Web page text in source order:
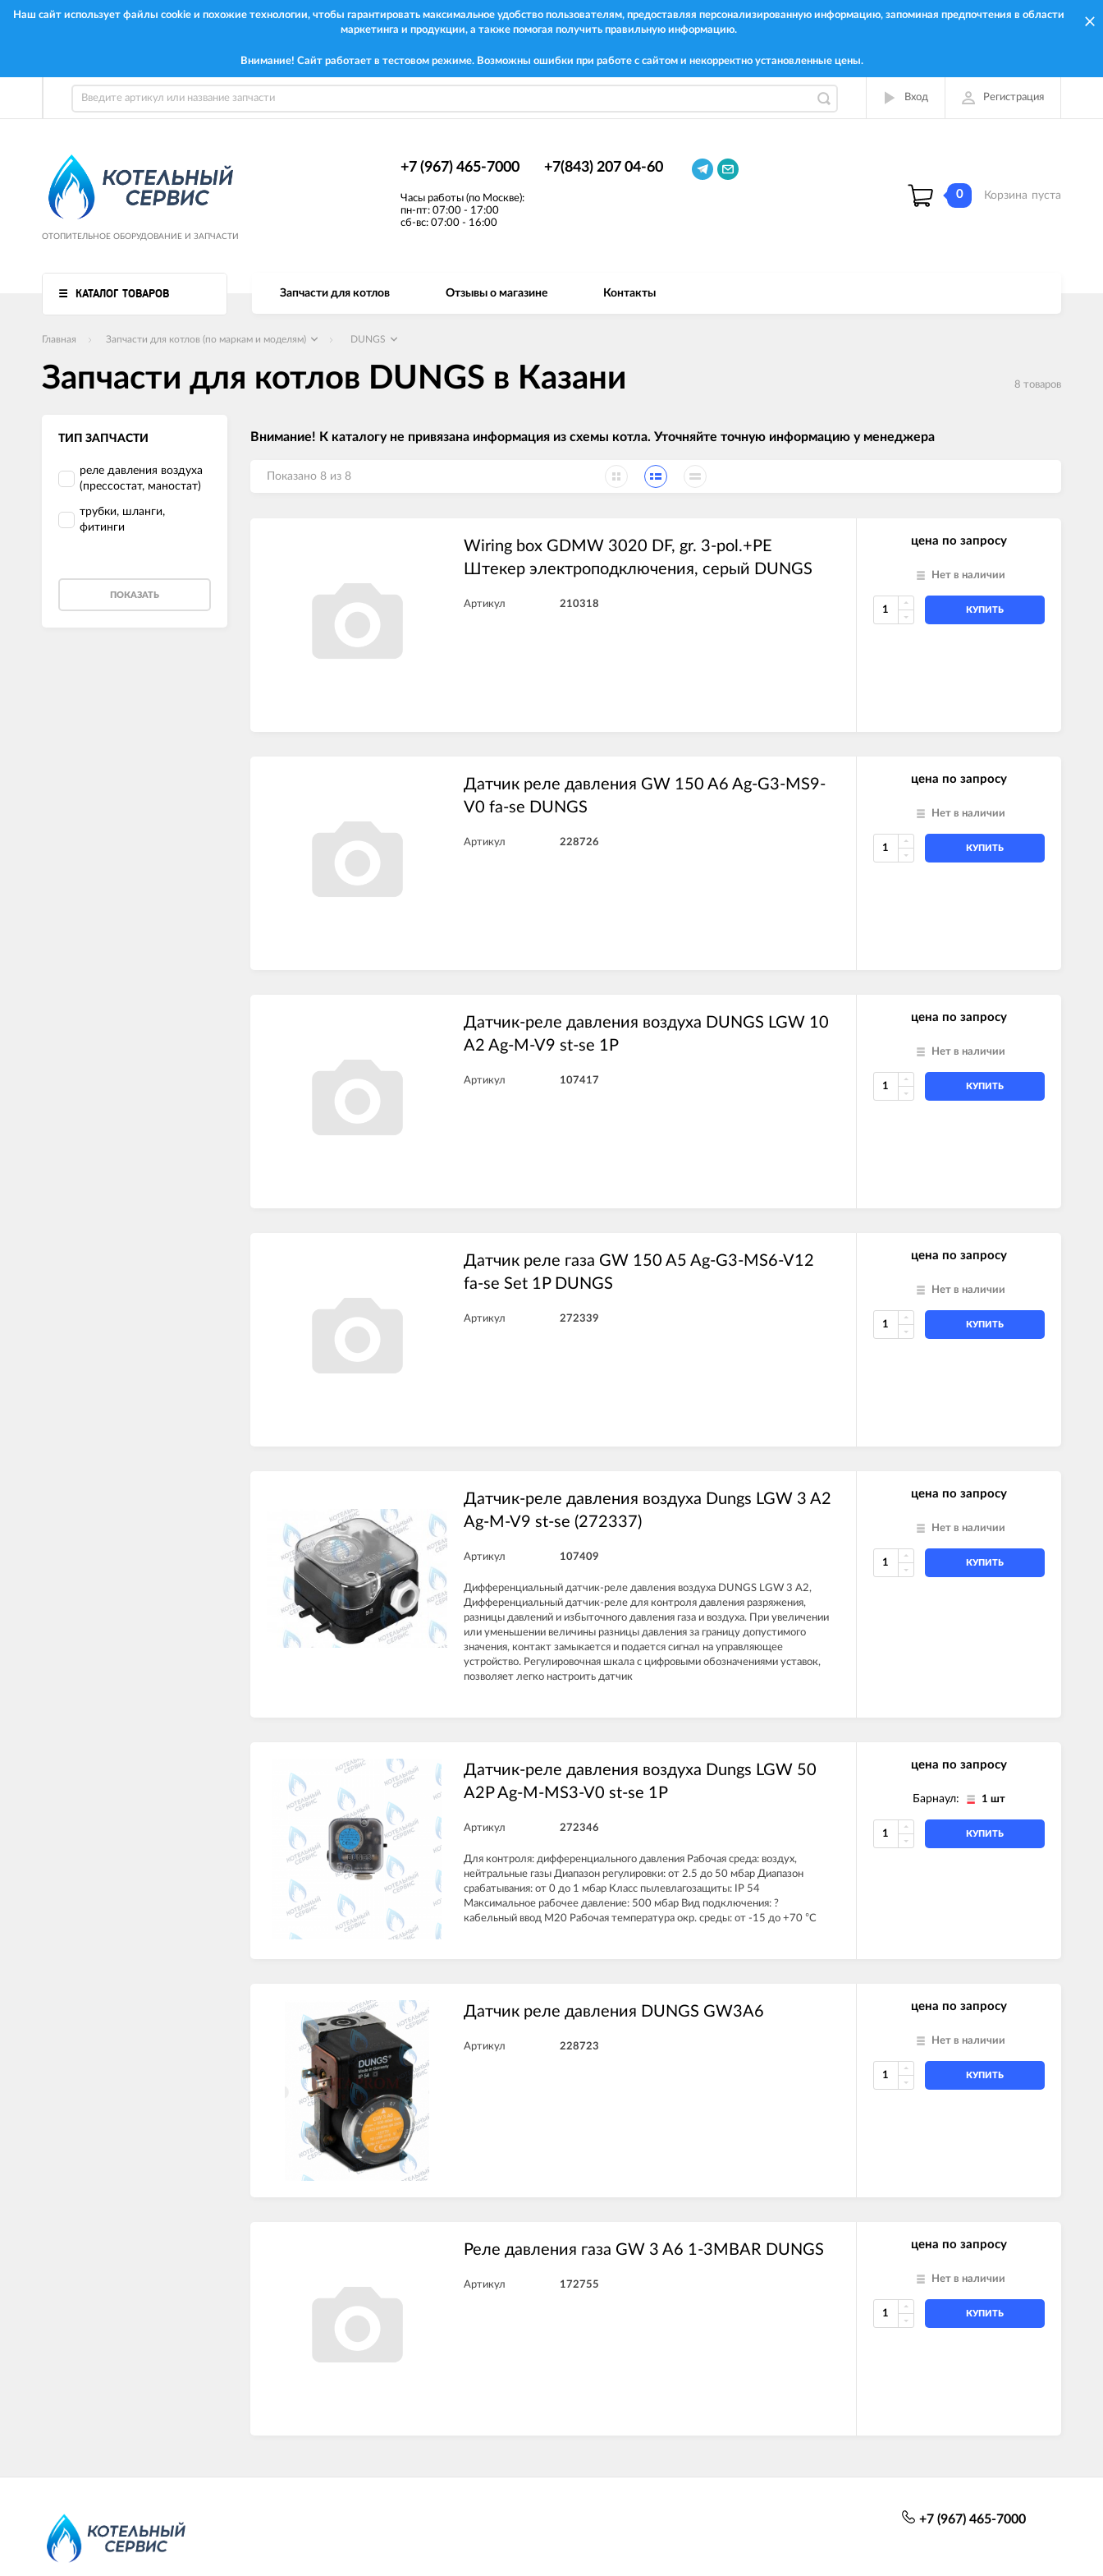
Наш сайт использует файлы cookie и похожие технологии, чтобы гарантировать максимальное удобство пользователям, предоставляя персонализированную информацию, запоминая предпочтения в области
маркетинга и продукции, а также помогая получить правильную информацию.
Внимание! Сайт работает в тестовом режиме. Возможны ошибки при работе с сайтом и некорректно установленные цены.
Вход Регистрация
ОТОПИТЕЛЬНОЕ ОБОРУДОВАНИЕ И ЗАПЧАСТИ
+7 (967) 465-7000 +7(843) 207 04-60
Часы работы (по Москве):
пн-пт: 07:00 - 17:00
сб-вс: 07:00 - 16:00
0 Корзина пуста
КАТАЛОГ ТОВАРОВ Запчасти для котлов Отзывы о магазине Контакты
Главная Запчасти для котлов (по маркам и моделям) DUNGS
Запчасти для котлов DUNGS в Казани 8 товаров
ТИП ЗАПЧАСТИ
реле давления воздуха
(прессостат, маностат)
трубки, шланги,
фитинги
ПОКАЗАТЬ
Внимание! К каталогу не привязана информация из схемы котла. Уточняйте точную информацию у менеджера
Показано 8 из 8
Wiring box GDMW 3020 DF, gr. 3-pol.+PE
Штекер электроподключения, серый DUNGS
Артикул 210318
цена по запросу
Нет в наличии
КУПИТЬ
Датчик реле давления GW 150 A6 Ag-G3-MS9-
V0 fa-se DUNGS
Артикул 228726
цена по запросу
Нет в наличии
КУПИТЬ
Датчик-реле давления воздуха DUNGS LGW 10
A2 Ag-M-V9 st-se 1P
Артикул 107417
цена по запросу
Нет в наличии
КУПИТЬ
Датчик реле газа GW 150 A5 Ag-G3-MS6-V12
fa-se Set 1P DUNGS
Артикул 272339
цена по запросу
Нет в наличии
КУПИТЬ
Датчик-реле давления воздуха Dungs LGW 3 A2
Ag-M-V9 st-se (272337)
Артикул 107409
Дифференциальный датчик-реле давления воздуха DUNGS LGW 3 A2,
Дифференциальный датчик-реле для контроля давления разряжения,
разницы давлений и избыточного давления газа и воздуха. При увеличении
или уменьшении величины разницы давления за границу допустимого
значения, контакт замыкается и подается сигнал на управляющее
устройство. Регулировочная шкала с цифровыми обозначениями уставок,
позволяет легко настроить датчик
цена по запросу
Нет в наличии
КУПИТЬ
Датчик-реле давления воздуха Dungs LGW 50
A2P Ag-M-MS3-V0 st-se 1P
Артикул 272346
Для контроля: дифференциального давления Рабочая среда: воздух,
нейтральные газы Диапазон регулировки: от 2.5 до 50 мбар Диапазон
срабатывания: от 0 до 1 мбар Класс пылевлагозащиты: IP 54
Максимальное рабочее давление: 500 мбар Вид подключения: ?
кабельный ввод M20 Рабочая температура окр. среды: от -15 до +70 °C
цена по запросу
Барнаул: 1 шт
КУПИТЬ
Датчик реле давления DUNGS GW3A6
Артикул 228723
цена по запросу
Нет в наличии
КУПИТЬ
Реле давления газа GW 3 A6 1-3MBAR DUNGS
Артикул 172755
цена по запросу
Нет в наличии
КУПИТЬ
+7 (967) 465-7000